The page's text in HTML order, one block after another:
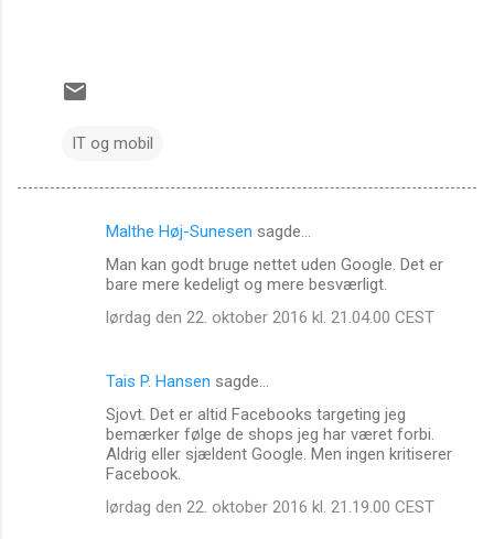
IT og mobil
Malthe Høj-Sunesen sagde…
Man kan godt bruge nettet uden Google. Det er
bare mere kedeligt og mere besværligt.
lørdag den 22. oktober 2016 kl. 21.04.00 CEST
Tais P. Hansen sagde…
Sjovt. Det er altid Facebooks targeting jeg
bemærker følge de shops jeg har været forbi.
Aldrig eller sjældent Google. Men ingen kritiserer
Facebook.
lørdag den 22. oktober 2016 kl. 21.19.00 CEST